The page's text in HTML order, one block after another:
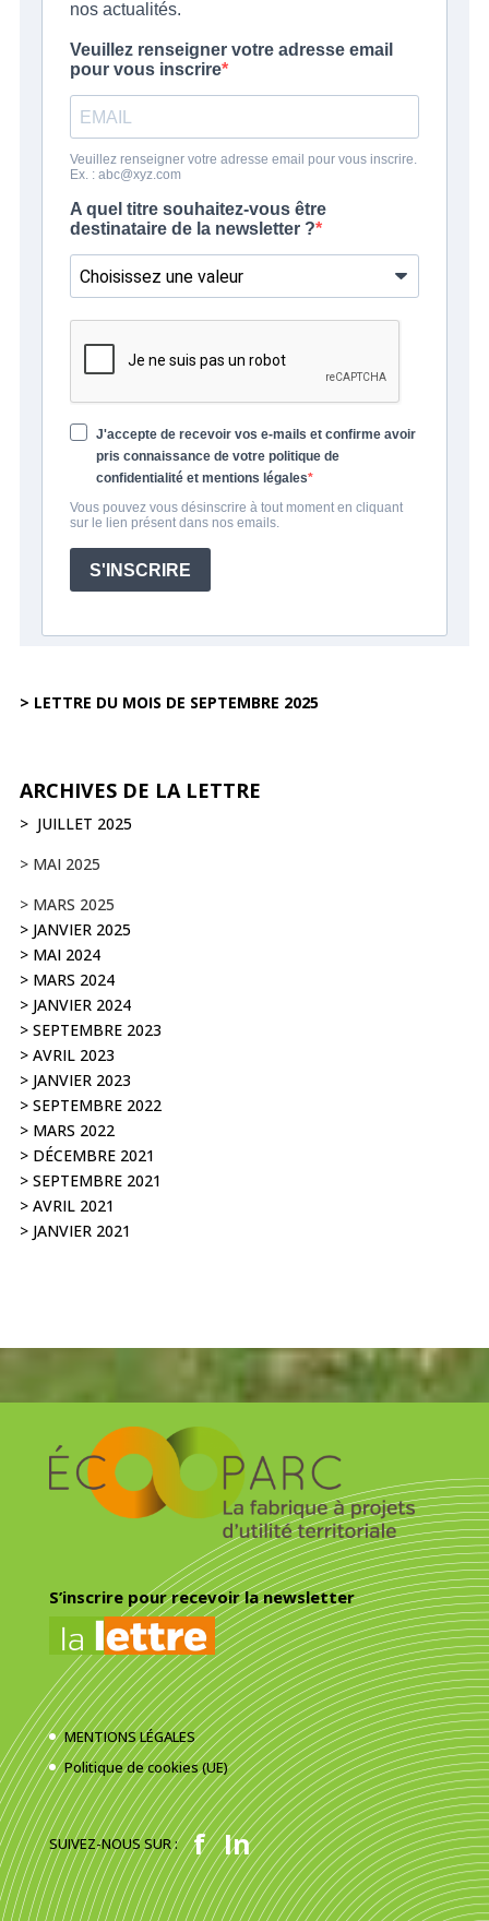
> LETTRE DU MOIS DE SEPTEMBRE 2025
ARCHIVES DE LA LETTRE
> JUILLET 2025
> MAI 2025
> MARS 2025
> JANVIER 2025
> MAI 2024
> MARS 2024
> JANVIER 2024
> SEPTEMBRE 2023
> AVRIL 2023
> JANVIER 2023
> SEPTEMBRE 2022
> MARS 2022
> DÉCEMBRE 2021
> SEPTEMBRE 2021
> AVRIL 2021
> JANVIER 2021
S’inscrire pour recevoir la newsletter
MENTIONS LÉGALES
Politique de cookies (UE)
SUIVEZ-NOUS SUR : f In